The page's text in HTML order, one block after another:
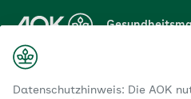
Datenschutzhinweis: Die AOK
Hauptinhalt
springen